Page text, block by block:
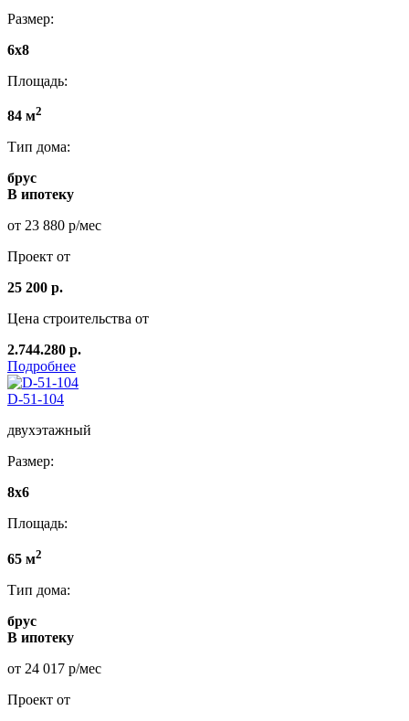
Размер:
6x8
Площадь:
84 м2
Тип дома:
брус
В ипотеку
от 23 880 р/мес
Проект от
25 200 р.
Цена строительства от
2.744.280 р.
Подробнее
D-51-104
двухэтажный
Размер:
8x6
Площадь:
65 м2
Тип дома:
брус
В ипотеку
от 24 017 р/мес
Проект от